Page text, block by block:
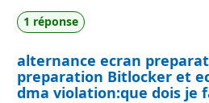
1 réponse
alternance ecran
preparation Bitlocker et
dma violation:que dois je